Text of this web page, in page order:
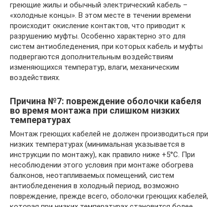
греющие жилы и обычный электрический кабель –
«холодные концы». В этом месте в течении времени
происходит окисление контактов, что приводит к
разрушению муфты. Особенно характерно это для
систем антиобледенения, при которых кабель и муфты
подвергаются дополнительным воздействиям
изменяющихся температур, влаги, механическим
воздействиях.
Причина №7: повреждение оболочки кабеля
во время монтажа при слишком низких
температурах
Монтаж греющих кабелей не должен производиться при
низких температурах (минимальная указывается в
инструкции по монтажу), как правило ниже +5°C. При
несоблюдении этого условия при монтаже обогрева
балконов, неотапливаемых помещений, систем
антиобледенения в холодный период, возможно
повреждение, прежде всего, оболочки греющих кабелей,